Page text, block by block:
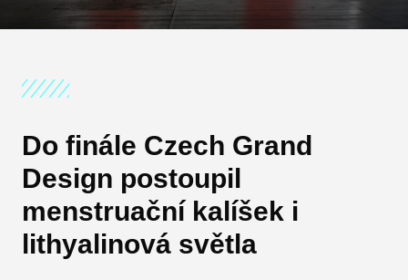
Do finále Czech Grand
Design postoupil
menstruační kalíšek i
lithyalinová světla